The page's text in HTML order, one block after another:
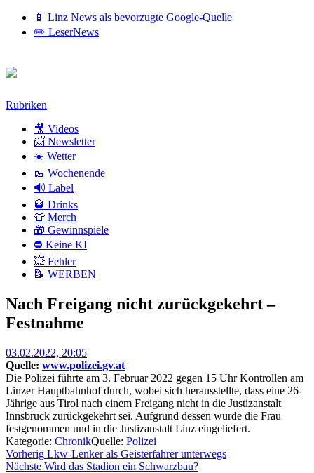
📱 Linz News als bevorzugte Google-Quelle
✏️ LeserNews
Zum
Rubriken
🎥 Videos
📨 Newsletter
☀️ Wetter
🥾 Wochenende
🔊 Label
🥃 Drinks
👕 Merch
🎁 Gewinnspiele
⛔ Keine KI
💥 Fehler
📝 WERBEN
Nach Freigang nicht zurückgekehrt –
Festnahme
Posted
on
03.02.2022, 20:05
Quelle: www.polizei.gv.at
Die Polizei führte am 3. Februar 2022 gegen 15 Uhr Kontrollen am
Linzer Hauptbahnhof durch, wobei sich herausstellte, dass eine 26-
Jährige aus Tirol nach einem Freigang nicht in die Justizanstalt
Innsbruck zurückgekehrt sei. Aufgrund dessen wurde die Frau
festgenommen und in die Justizanstalt Linz eingeliefert.
Kategorie: ChronikQuelle: Polizei
Beitragsnavigation
Vorherig Lkw-Lenker als Geisterfahrer unterwegs
Nächste Wird das Stadion ein Schwarzbau?